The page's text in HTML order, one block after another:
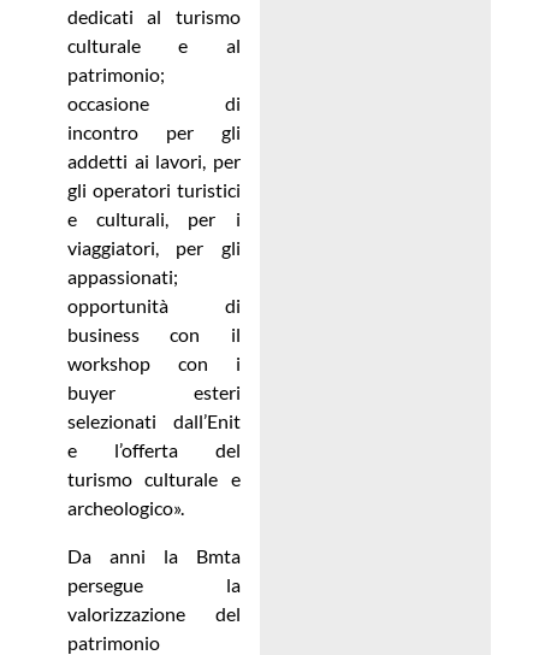
dedicati al turismo
culturale e al
patrimonio;
occasione di
incontro per gli
addetti ai lavori, per
gli operatori turistici
e culturali, per i
viaggiatori, per gli
appassionati;
opportunità di
business con il
workshop con i
buyer esteri
selezionati dall’Enit
e l’offerta del
turismo culturale e
archeologico».
Da anni la Bmta
persegue la
valorizzazione del
patrimonio